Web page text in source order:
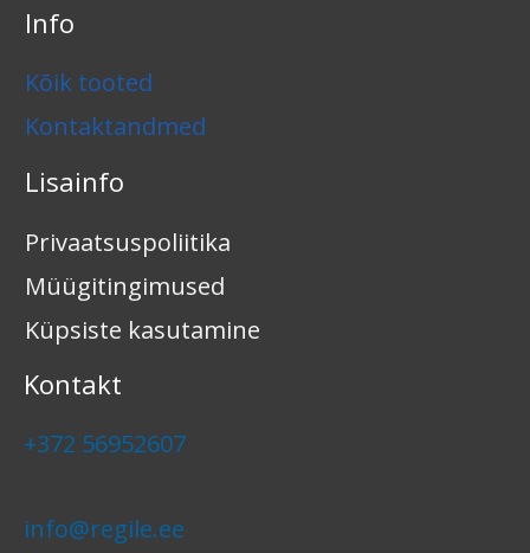
Info
Kõik tooted
Kontaktandmed
Lisainfo
Privaatsuspoliitika
Müügitingimused
Küpsiste kasutamine
Kontakt
+372 56952607
info@regile.ee